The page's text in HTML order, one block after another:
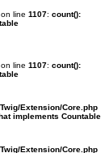
on line 1107: count():
on line 1107: count():
Extension/Core.php
implements Countable
Extension/Core.php